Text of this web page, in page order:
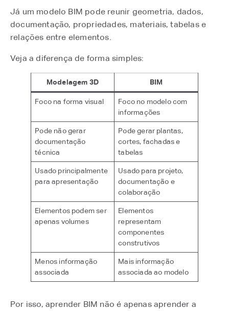
Já um modelo BIM pode reunir geometria, dados,
documentação, propriedades, materiais, tabelas e
relações entre elementos.
Veja a diferença de forma simples:
Modelagem 3D BIM
Foco na forma visual
Foco no modelo com
informações
Pode não gerar
documentação
técnica
Pode gerar plantas,
cortes, fachadas e
tabelas
Usado principalmente
para apresentação
Usado para projeto,
documentação e
colaboração
Elementos podem ser
apenas volumes
Elementos
representam
componentes
construtivos
Menos informação
associada
Mais informação
associada ao modelo
Por isso, aprender BIM não é apenas aprender a